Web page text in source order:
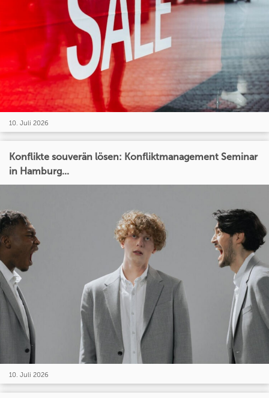
10. Juli 2026
Konflikte souverän lösen: Konfliktmanagement Seminar
in Hamburg...
10. Juli 2026